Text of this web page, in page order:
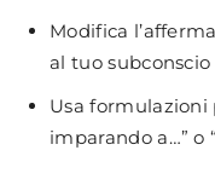
Modifica
al tuo subconscio
Usa formulazioni
imparando a…” o